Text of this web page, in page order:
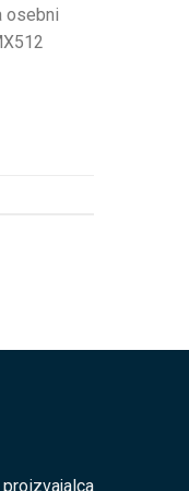
osebni